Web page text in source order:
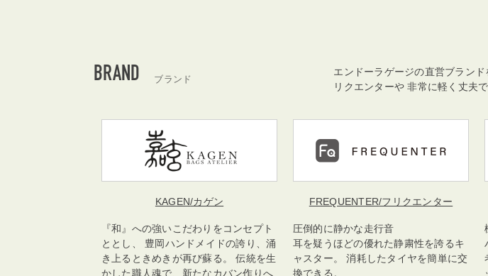
BRAND ブランド
エンドーラゲージの直営ブラン
リクエンターや 非常に軽く丈夫
KAGEN/カゲン
『和』への強いこだわりをコンセプト
ととし、 豊岡ハンドメイドの誇り、涌
き上るときめきが再び蘇る。 伝統を生
かした職人魂で、新たなカバン作りへ
FREQUENTER/フリクエンター
圧倒的に静かな走行音
耳を疑うほどの優れた静粛性を誇るキ
ャスター。 消耗したタイヤを簡単に交
換できる。